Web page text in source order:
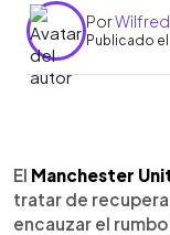
Por
Publicado
►
El Manchester
tratar de
encauzar el